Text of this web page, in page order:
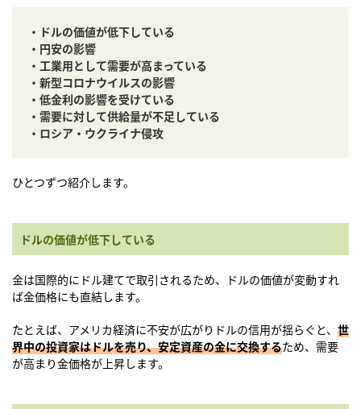
・ドルの価値が低下している
・円安の影響
・工業用として需要が高まっている
・新型コロナウイルスの影響
・低金利の影響を受けている
・需要に対して供給量が不足している
・ロシア・ウクライナ侵攻
ひとつずつ紹介します。
ドルの価値が低下している
金は国際的にドル建てで取引されるため、ドルの価値が変動すれ
ば金価格にも直結します。
たとえば、アメリカ経済に不安が広がりドルの信用が揺らぐと、 世
界中の投資家はドルを売り、安定資産の金に交換するため、需要
が高まり金価格が上昇します。